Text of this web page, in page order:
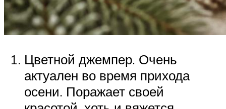
Цветной джемпер. Очень
актуален во время прихода
осени. Поражает своей